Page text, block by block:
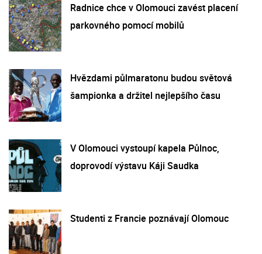
Radnice chce v Olomouci zavést placení
parkovného pomocí mobilů
Hvězdami půlmaratonu budou světová
šampionka a držitel nejlepšího času
V Olomouci vystoupí kapela Půlnoc,
doprovodí výstavu Káji Saudka
Studenti z Francie poznávají Olomouc